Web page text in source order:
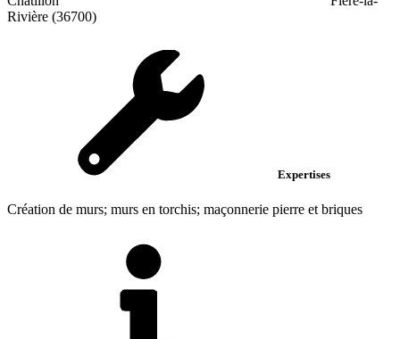
Rivière (36700)
Expertises
Création de murs; murs en torchis; maçonnerie pierre et briques